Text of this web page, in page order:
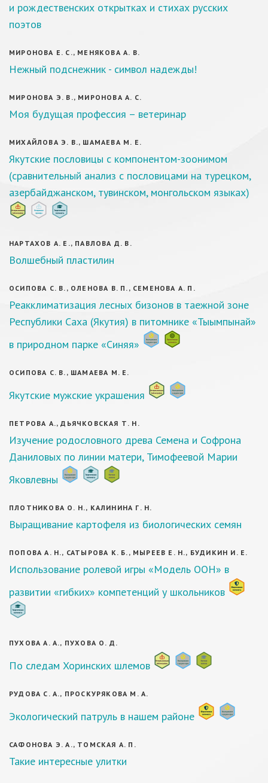
и рождественских открытках и стихах русских
поэтов
МИРОНОВА Е. С., МЕНЯКОВА А. В.
Нежный подснежник - символ надежды!
МИРОНОВА Э. В., МИРОНОВА А. С.
Моя будущая профессия – ветеринар
МИХАЙЛОВА Э. В., ШАМАЕВА М. Е.
Якутские пословицы с компонентом-зоонимом
(сравнительный анализ с пословицами на турецком,
азербайджанском, тувинском, монгольском языках)
НАРТАХОВ А. Е., ПАВЛОВА Д. В.
Волшебный пластилин
ОСИПОВА С. В., ОЛЕНОВА В. П., СЕМЕНОВА А. П.
Реакклиматизация лесных бизонов в таежной зоне
Республики Саха (Якутия) в питомнике «Тыымпынай»
в природном парке «Синяя»
ОСИПОВА С. В., ШАМАЕВА М. Е.
Якутские мужские украшения
ПЕТРОВА А., ДЬЯЧКОВСКАЯ Т. Н.
Изучение родословного древа Семена и Софрона
Даниловых по линии матери, Тимофеевой Марии
Яковлевны
ПЛОТНИКОВА О. Н., КАЛИНИНА Г. Н.
Выращивание картофеля из биологических семян
ПОПОВА А. Н., САТЫРОВА К. Б., МЫРЕЕВ Е. Н., БУДИКИН И. Е.
Использование ролевой игры «Модель ООН» в
развитии «гибких» компетенций у школьников
ПУХОВА А. А., ПУХОВА О. Д.
По следам Хоринских шлемов
РУДОВА С. А., ПРОСКУРЯКОВА М. А.
Экологический патруль в нашем районе
САФОНОВА Э. А., ТОМСКАЯ А. П.
Такие интересные улитки